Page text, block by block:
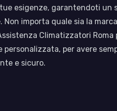
esigenze, garantendoti un
Non importa quale sia la
Climatizzatori Roma
personalizzata, per avere
e sicuro.